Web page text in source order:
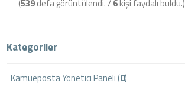
(539defa görüntülendi. /6kişi faydalı buldu.)
Kategoriler
Kamueposta Yönetici Paneli (0)